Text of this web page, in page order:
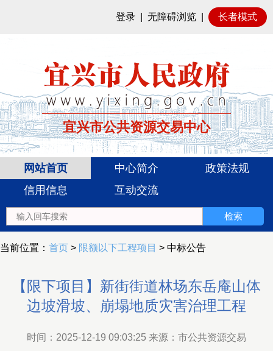
登录 无障碍浏览 长者模式
宜兴市公共资源交易中心
网站首页 中心简介
政策法规
信用信息
互动交流
当前位置： 首页 > 限额以下工程项目 > 中标公告
【限下项目】新街街道林场东岳庵山体
边坡滑坡、崩塌地质灾害治理工程
时间：2025-12-19 09:03:25 来源：市公共资源交易